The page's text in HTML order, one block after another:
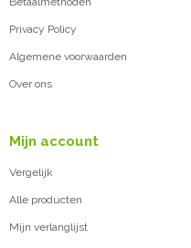
Privacy Policy
Algemene voorwaarden
Over ons
Mijn account
Vergelijk
Alle producten
Mijn verlanglijst